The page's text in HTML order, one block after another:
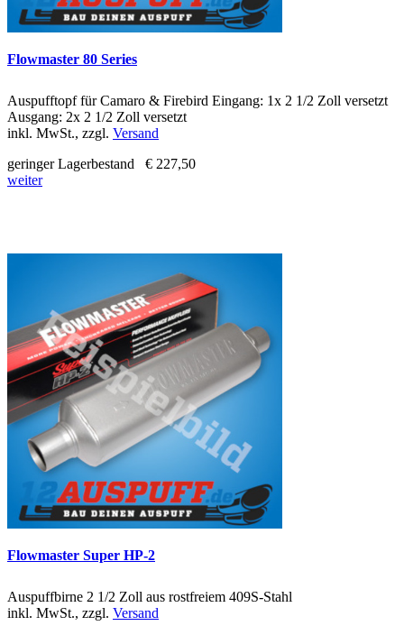
Flowmaster 80 Series
Auspufftopf für Camaro & Firebird Eingang: 1x 2 1/2 Zoll versetzt
Ausgang: 2x 2 1/2 Zoll versetzt
inkl. MwSt., zzgl. Versand
geringer Lagerbestand
€ 227,50
weiter
Flowmaster Super HP-2
Auspuffbirne 2 1/2 Zoll aus rostfreiem 409S-Stahl
inkl. MwSt., zzgl. Versand